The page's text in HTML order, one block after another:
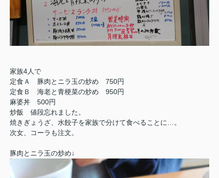
家族4人で
定食Ａ 豚肉とニラ玉の炒め 750円
定食Ｂ 海老と青梗菜の炒め 950円
麻婆丼 500円
炒飯 値段忘れました。
焼きぎょうざ、 水餃子を家族で分けて食べることに…。
次女、コーラも注文。
豚肉とニラ玉の炒め↓